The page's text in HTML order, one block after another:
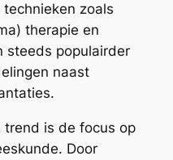
zoals
therapie en
steeds populairder
naast
trend is de focus op
Door